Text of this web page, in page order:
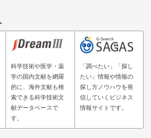
科学技術や医学・薬
学の国内文献を網羅
的に、海外文献も検
索できる科学技術文
献データベースで
す。
「調べたい」「探し
たい」情報や情報の
探し方ノウハウを発
信していくビジネス
情報サイトです。